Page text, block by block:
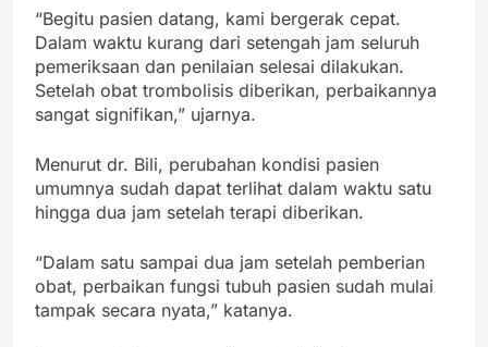
“Begitu pasien datang, kami bergerak cepat.
Dalam waktu kurang dari setengah jam seluruh
pemeriksaan dan penilaian selesai dilakukan.
Setelah obat trombolisis diberikan, perbaikannya
sangat signifikan,” ujarnya.
Menurut dr. Bili, perubahan kondisi pasien
umumnya sudah dapat terlihat dalam waktu satu
hingga dua jam setelah terapi diberikan.
“Dalam satu sampai dua jam setelah pemberian
obat, perbaikan fungsi tubuh pasien sudah mulai
tampak secara nyata,” katanya.